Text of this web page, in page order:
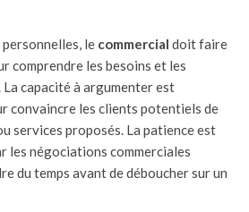
le commercial doit faire
comprendre les besoins et les
capacité à argumenter est
convaincre les clients potentiels de
services proposés. La patience est
les négociations commerciales
du temps avant de déboucher sur un